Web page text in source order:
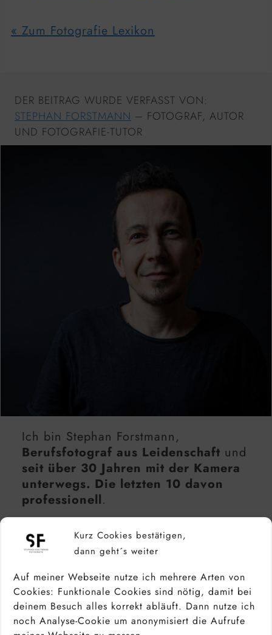
Kurz Cookies bestätigen,
dann geht´s weiter
Auf meiner Webseite nutze ich mehrere Arten von
Cookies: Funktionale Cookies sind nötig, damit bei
deinem Besuch alles korrekt abläuft. Dann nutze ich
noch Analyse-Cookie um anonymisiert die Aufrufe
« Zum Fotografie Lexikon
DER BEITRAG WURDE VERFASST VON:
STEPHAN FORSTMANN – FOTOGRAF, AUTOR
UND FOTOGRAFIE-TUTOR
Ich bin Stephan Forstmann,
Berufsfotograf aus Leidenschaft und
seit über 30 Jahren mit der Kamera
unterwegs. Die letzten 10 davon
professionell.
Fotografisch bin ich vor allem bei
Hochzeiten, Portraits, Paaren &
Familien, Reportagen und
Veranstaltungenzu Hause. Ich leite
Fotokurse für Anfänger und
fortgeschrittene Fotografen und erstelle
Tutorials, in denen ich meine